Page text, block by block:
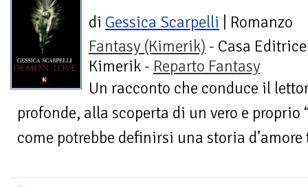
di Gessica Scarpelli | Romanzo
Fantasy (Kimerik) - Casa Editrice
Kimerik - Reparto Fantasy
Un racconto che conduce il
profonde, alla scoperta di un vero e proprio
come potrebbe definirsi una storia d’amore